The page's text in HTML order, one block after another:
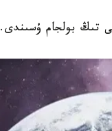
تىڭ بولجام ۇسىندى.